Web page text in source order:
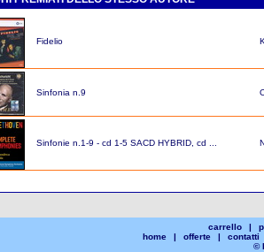
Fidelio
Sinfonia n.9
Sinfonie n.1-9 - cd 1-5 SACD HYBRID, cd ...
carrello |
home
| offerte |
contatti
©